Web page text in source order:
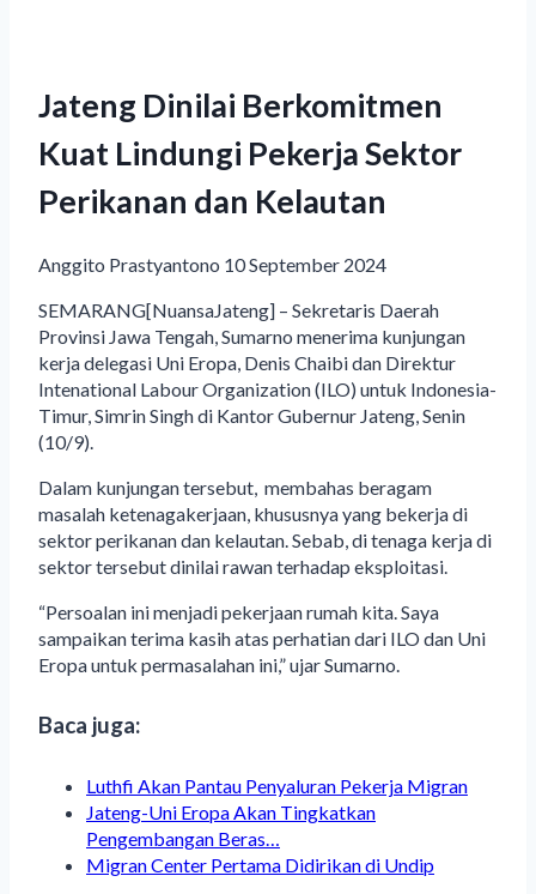
Jateng Dinilai Berkomitmen
Kuat Lindungi Pekerja Sektor
Perikanan dan Kelautan
Anggito Prastyantono 10 September 2024
SEMARANG[NuansaJateng] – Sekretaris Daerah
Provinsi Jawa Tengah, Sumarno menerima kunjungan
kerja delegasi Uni Eropa, Denis Chaibi dan Direktur
Intenational Labour Organization (ILO) untuk Indonesia-
Timur, Simrin Singh di Kantor Gubernur Jateng, Senin
(10/9).
Dalam kunjungan tersebut, membahas beragam
masalah ketenagakerjaan, khususnya yang bekerja di
sektor perikanan dan kelautan. Sebab, di tenaga kerja di
sektor tersebut dinilai rawan terhadap eksploitasi.
“Persoalan ini menjadi pekerjaan rumah kita. Saya
sampaikan terima kasih atas perhatian dari ILO dan Uni
Eropa untuk permasalahan ini,” ujar Sumarno.
Baca juga:
Luthfi Akan Pantau Penyaluran Pekerja Migran
Jateng-Uni Eropa Akan Tingkatkan
Pengembangan Beras…
Migran Center Pertama Didirikan di Undip